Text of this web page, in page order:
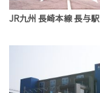
JR九州 長崎本線 長与駅